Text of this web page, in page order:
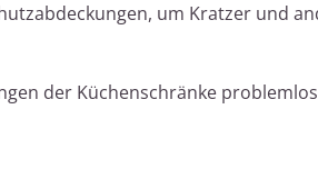
um Kratzer und
der Küchenschränke